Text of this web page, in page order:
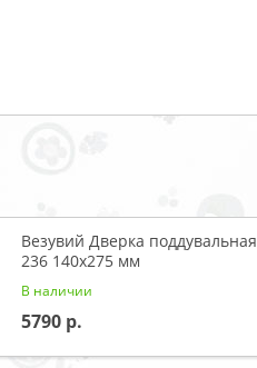
Везувий Дверка поддувальная
236 140x275 мм
В наличии
5790